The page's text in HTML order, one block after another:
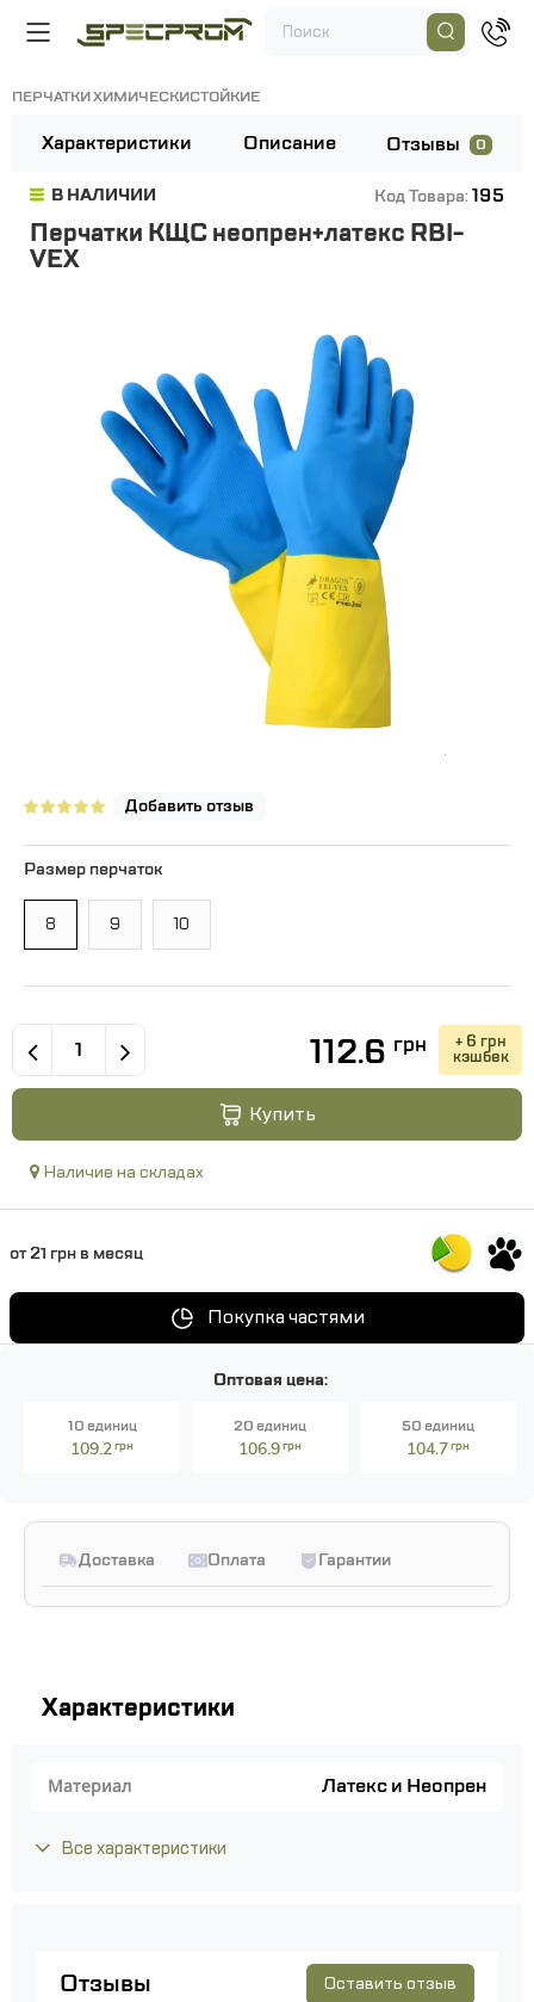
ПЕРЧАТКИ ХИМИЧЕСКИСТОЙКИЕ
Характеристики Описание Отзывы 0
В НАЛИЧИИ Код Товара: 195
Перчатки КЩС неопрен+латекс RBI-
VEX
Добавить отзыв
Размер перчаток
8 9 10
112.6 грн + 6 грн
кэшбек
Купить
Наличие на складах
от 21 грн в месяц
Покупка частями
Оптовая цена:
10 единиц
109.2грн
20 единиц
106.9грн
50 единиц
104.7грн
Доставка Оплата Гарантии
Характеристики
Материал Латекс и Неопрен
Все характеристики
Отзывы Оставить отзыв